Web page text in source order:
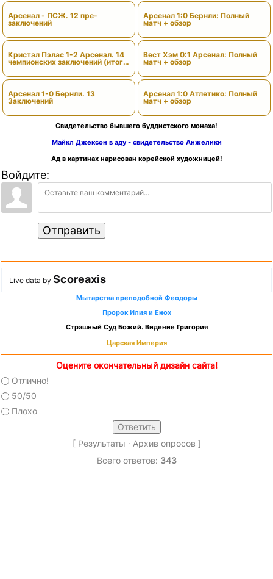
Арсенал - ПСЖ. 12 пре-
заключений
Кристал Пэлас 1-2 Арсенал. 14
чемпионских заключений (итоги
Арсенал 1-0 Бернли. 13
Заключений
Арсенал 1:0 Бернли: Полный
матч + обзор
Вест Хэм 0:1 Арсенал: Полный
матч + обзор
Арсенал 1:0 Атлетико: Полный
матч + обзор
Свидетельство бывшего буддистского монаха!
Майкл Джексон в аду - свидетельство Анжелики
Ад в картинах нарисован корейской художницей!
Войдите:
Отправить
Live data by Scoreaxis
Мытарства преподобной Феодоры
Пророк Илия и Енох
Страшный Суд Божий. Видение Григория
Царская Империя
Оцените окончательный дизайн сайта!
Отлично!
50/50
Плохо
[ Результаты · Архив опросов ]
Всего ответов: 343